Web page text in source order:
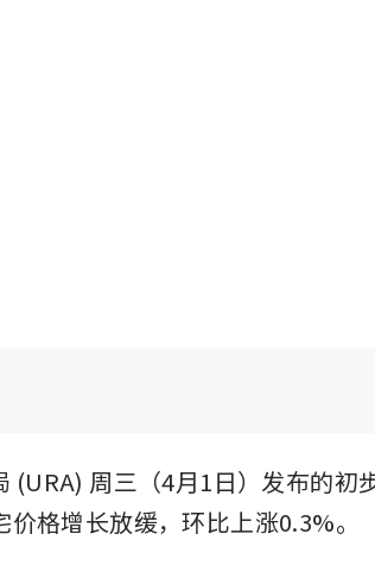
(URA) 周三（4月1日）发布的初
格增长放缓，环比上涨0.3%。